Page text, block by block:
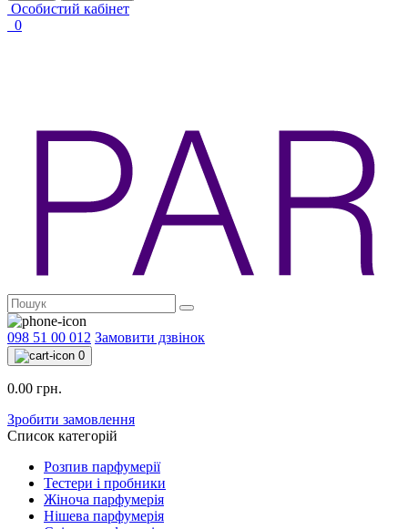
Особистий кабінет
0
098 51 00 012 Замовити дзвінок
0
0.00 грн.
Зробити замовлення
Список категорій
Розпив парфумерії
Тестери і пробники
Жіноча парфумерія
Нішева парфумерія